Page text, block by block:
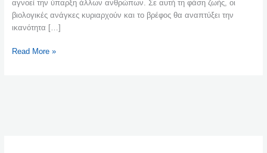
αγνοεί την ύπαρξη άλλων ανθρώπων. Σε αυτή τη φάση ζωής, οι
βιολογικές ανάγκες κυριαρχούν και το βρέφος θα αναπτύξει την
ικανότητα […]
Read More »